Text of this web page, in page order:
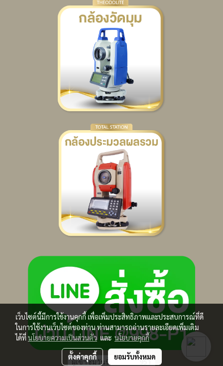
ผู้เข้าชมวันนี้ 951
เว็บไซต์นี้มีการใช้งานคุกกี้ เพื่อเพิ่มประสิทธิภาพและประสบการณ์ที่ดี
ในการใช้งานเว็บไซต์ของท่าน ท่านสามารถอ่านรายละเอียดเพิ่มเติม
ได้ที่นโยบายความเป็นส่วนตัว และ นโยบายคุกกี้
ตั้งค่าคุกกี้ ยอมรับทั้งหมด